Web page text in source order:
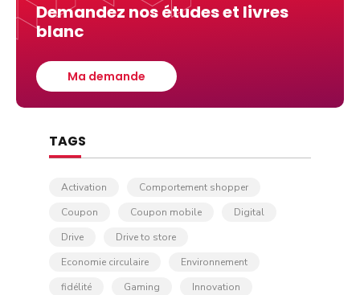
Demandez nos études et livres
blanc
Ma demande
TAGS
Activation
Comportement shopper
Coupon
Coupon mobile
Digital
Drive
Drive to store
Economie circulaire
Environnement
fidélité
Gaming
Innovation